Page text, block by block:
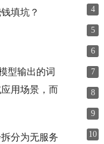
填坑？
型输出的词
用场景，而
分为无服务
4
5
6
7
8
9
10